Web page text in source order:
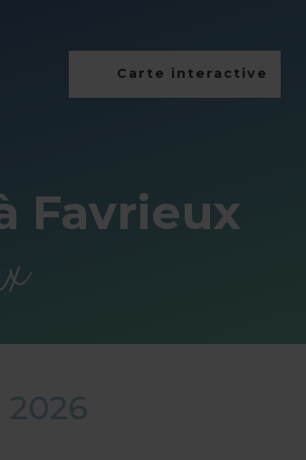
Carte interactive
Favrieux